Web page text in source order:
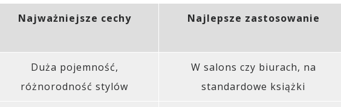
Najważniejsze cechy Najlepsze zastosowanie
Duża pojemność,
różnorodność stylów
W salons czy biurach, na
standardowe książki